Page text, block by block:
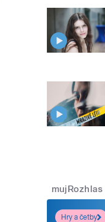
mujRozhlas
Hry a četby